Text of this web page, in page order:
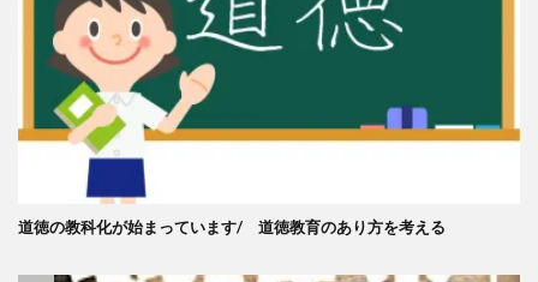
道徳の教科化が始まっています/ 道徳教育のあり方を考える